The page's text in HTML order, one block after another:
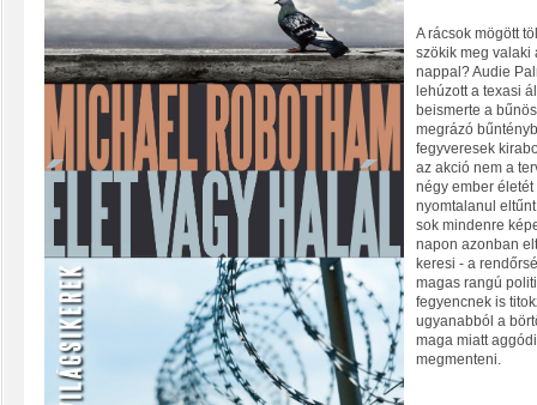
A rácsok mögött
szökik meg valaki
nappal? Audie
lehúzott a texasi
beismerte a
megrázó
fegyveresek
az akció nem a
négy ember
nyomtalanul
sok mindenre
napon azonban
keresi - a
magas rangú
fegyencnek is
ugyanabból a
maga miatt
megmenteni.